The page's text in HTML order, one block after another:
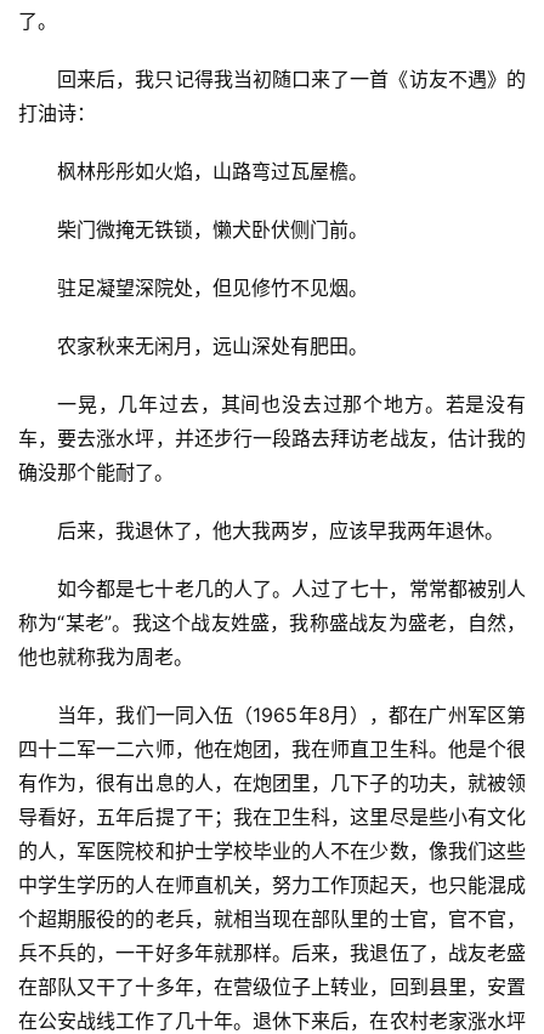
了。
回来后，我只记得我当初随口来了一首《访友不遇》的
打油诗：
枫林彤彤如火焰，山路弯过瓦屋檐。
柴门微掩无铁锁，懒犬卧伏侧门前。
驻足凝望深院处，但见修竹不见烟。
农家秋来无闲月，远山深处有肥田。
一晃，几年过去，其间也没去过那个地方。若是没有
车，要去涨水坪，并还步行一段路去拜访老战友，估计我的
确没那个能耐了。
后来，我退休了，他大我两岁，应该早我两年退休。
如今都是七十老几的人了。人过了七十，常常都被别人
称为“某老”。我这个战友姓盛，我称盛战友为盛老，自然，
他也就称我为周老。
当年，我们一同入伍（1965年8月），都在广州军区第
四十二军一二六师，他在炮团，我在师直卫生科。他是个很
有作为，很有出息的人，在炮团里，几下子的功夫，就被领
导看好，五年后提了干；我在卫生科，这里尽是些小有文化
的人，军医院校和护士学校毕业的人不在少数，像我们这些
中学生学历的人在师直机关，努力工作顶起天，也只能混成
个超期服役的的老兵，就相当现在部队里的士官，官不官，
兵不兵的，一干好多年就那样。后来，我退伍了，战友老盛
在部队又干了十多年，在营级位子上转业，回到县里，安置
在公安战线工作了几十年。退休下来后，在农村老家涨水坪